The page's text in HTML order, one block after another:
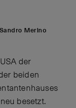
Merino
der
beiden
besetzt.